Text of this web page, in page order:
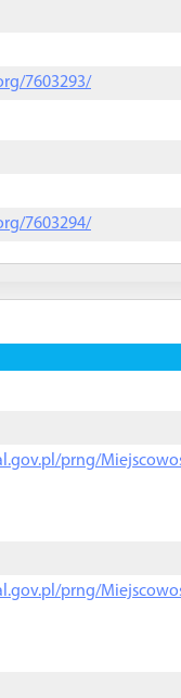
7603293/
7603294/
prng/
prng/